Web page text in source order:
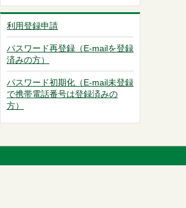
利用登録申請
パスワード再登録（E-mailを登録
済みの方）
パスワード初期化（E-mail未登録
で携帯電話番号は登録済みの
方）